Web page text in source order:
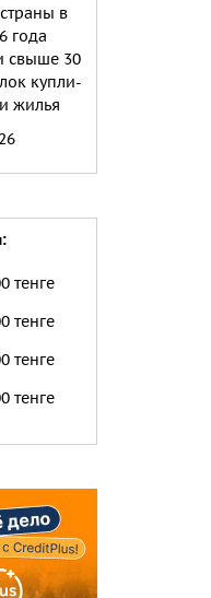
в
года
свыше 30
купли-
жилья
тенге
тенге
тенге
тенге